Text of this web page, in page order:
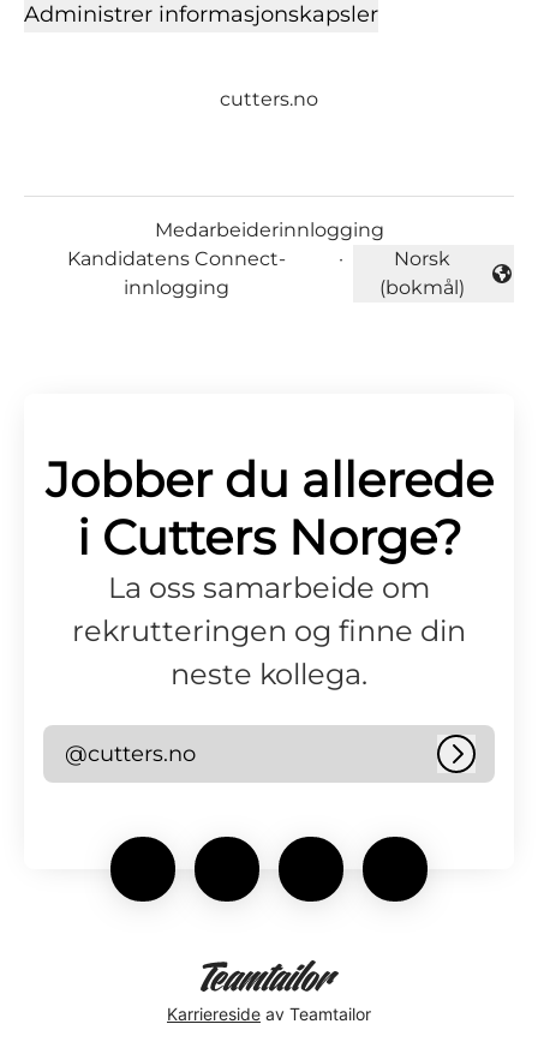
Administrer informasjonskapsler
cutters.no
Medarbeiderinnlogging
Kandidatens Connect-
innlogging
·
Endre språk
Norsk
(bokmål)
Jobber du allerede
i Cutters Norge?
La oss samarbeide om
rekrutteringen og finne din
neste kollega.
@cutters.no Logg
Karriereside av Teamtailor